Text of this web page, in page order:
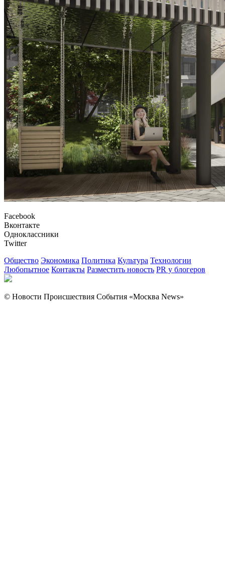
Facebook
Вконтакте
Одноклассники
Twitter
Общество Экономика Политика Культура Технологии
Любопытное Контакты Разместить новость PR у блогеров
© Новости Происшествия События «Москва News»